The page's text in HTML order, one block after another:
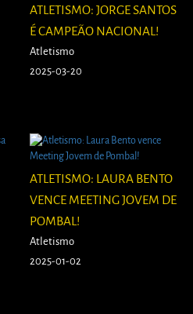
ATLETISMO: JORGE SANTOS
É CAMPEÃO NACIONAL!
Atletismo
2025-03-20
ATLETISMO: LAURA BENTO
VENCE MEETING JOVEM DE
POMBAL!
Atletismo
2025-01-02